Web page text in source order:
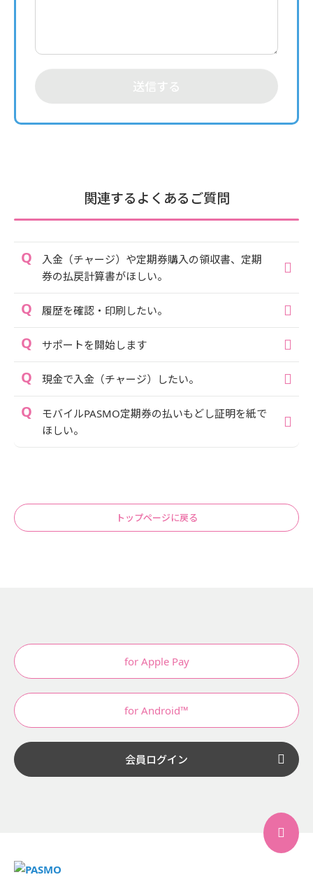
送信する
関連するよくあるご質問
入金（チャージ）や定期券購入の領収書、定期
券の払戻計算書がほしい。
履歴を確認・印刷したい。
サポートを開始します
現金で入金（チャージ）したい。
モバイルPASMO定期券の払いもどし証明を紙で
ほしい。
トップページに戻る
for Apple Pay
for Android™
会員ログイン